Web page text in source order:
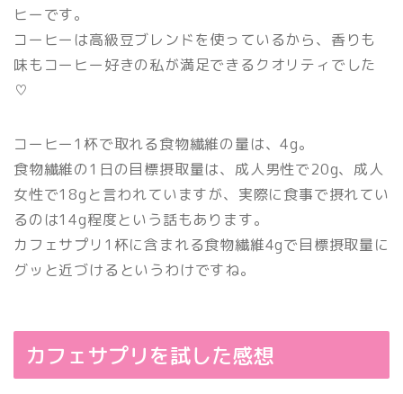
ヒーです。
コーヒーは高級豆ブレンドを使っているから、香りも
味もコーヒー好きの私が満足できるクオリティでした
♡
コーヒー1杯で取れる食物繊維の量は、4g。
食物繊維の1日の目標摂取量は、成人男性で20g、成人
女性で18gと言われていますが、実際に食事で摂れてい
るのは14g程度という話もあります。
カフェサプリ1杯に含まれる食物繊維4gで目標摂取量に
グッと近づけるというわけですね。
カフェサプリを試した感想